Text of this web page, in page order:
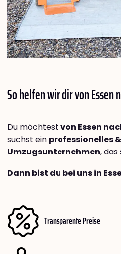
So helfen wir dir von Essen
Du möchtest von Essen
suchst ein professionelles
Umzugsunternehmen,
Dann bist du bei uns in
Transparente Preise